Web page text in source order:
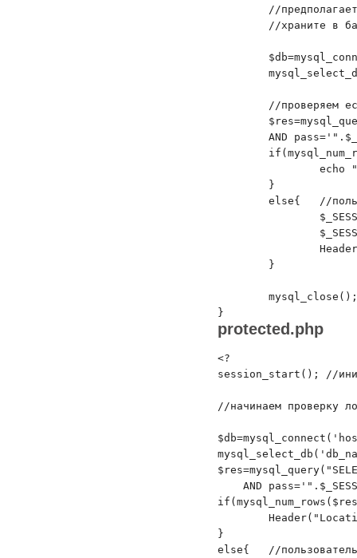
AND
protected.php
<?
session_start(); //
//начинаем проверку
AND
if(mysql_num_rows($res)!=1){	//такого
}
else{	//пользователь найден, можем выводить все что нам надо